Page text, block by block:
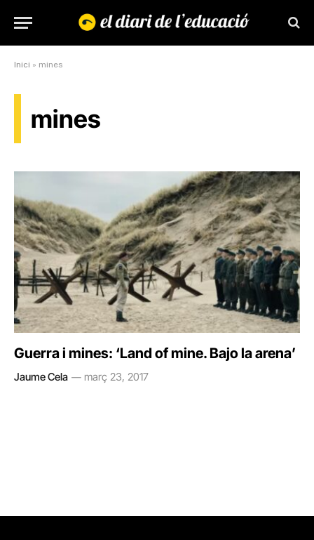
Inici » mines
mines
Guerra i mines: ‘Land of mine. Bajo la arena’
Jaume Cela març 23, 2017